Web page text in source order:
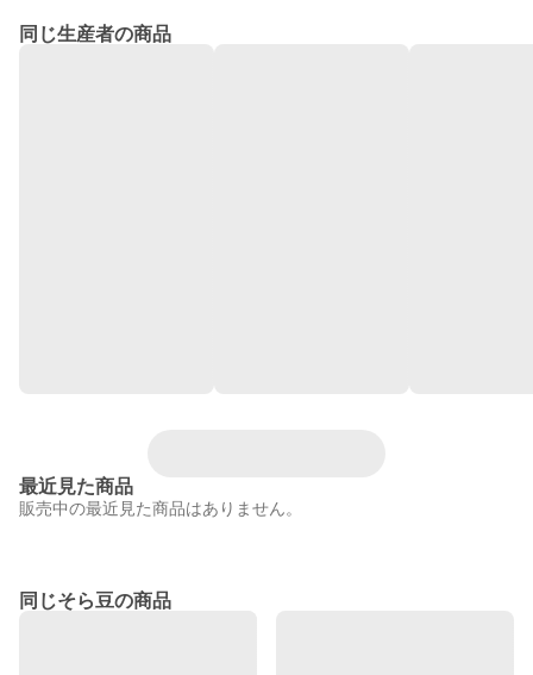
同じ生産者の商品
最近見た商品
販売中の最近見た商品はありません。
同じそら豆の商品